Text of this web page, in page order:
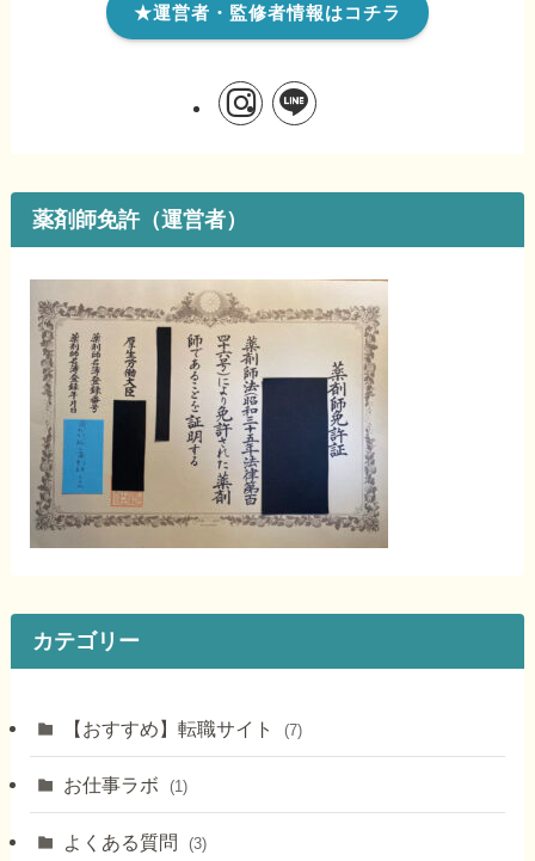
★運営者・監修者情報はコチラ
薬剤師免許（運営者）
カテゴリー
【おすすめ】転職サイト (7)
お仕事ラボ (1)
よくある質問 (3)